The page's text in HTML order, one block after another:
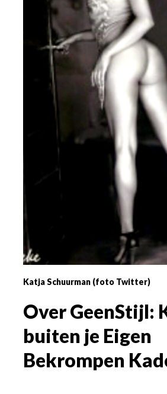
Katja Schuurman (foto Twitter)
Over GeenStijl:
buiten je Eigen
Bekrompen